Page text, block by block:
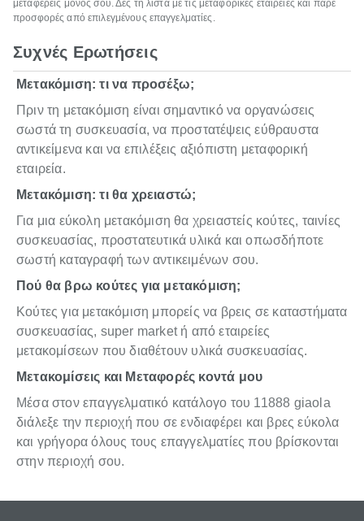
μεταφέρεις μόνος σου. Δες τη λίστα με τις μεταφορικές εταιρείες και πάρε
προσφορές από επιλεγμένους επαγγελματίες.
Συχνές Ερωτήσεις
Μετακόμιση: τι να προσέξω;
Πριν τη μετακόμιση είναι σημαντικό να οργανώσεις
σωστά τη συσκευασία, να προστατέψεις εύθραυστα
αντικείμενα και να επιλέξεις αξιόπιστη μεταφορική
εταιρεία.
Μετακόμιση: τι θα χρειαστώ;
Για μια εύκολη μετακόμιση θα χρειαστείς κούτες, ταινίες
συσκευασίας, προστατευτικά υλικά και οπωσδήποτε
σωστή καταγραφή των αντικειμένων σου.
Πού θα βρω κούτες για μετακόμιση;
Κούτες για μετακόμιση μπορείς να βρεις σε καταστήματα
συσκευασίας, super market ή από εταιρείες
μετακομίσεων που διαθέτουν υλικά συσκευασίας.
Μετακομίσεις και Μεταφορές κοντά μου
Μέσα στον επαγγελματικό κατάλογο του 11888 giaola
διάλεξε την περιοχή που σε ενδιαφέρει και βρες εύκολα
και γρήγορα όλους τους επαγγελματίες που βρίσκονται
στην περιοχή σου.